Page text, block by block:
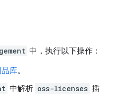
中，执行以下操作：
品库。
中解析 oss-licenses 插